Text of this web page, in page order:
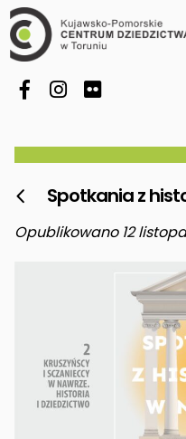
 Spotkania z
Opublikowano 12